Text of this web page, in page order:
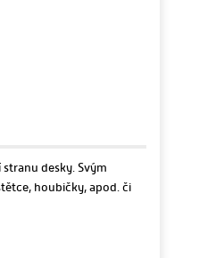
desky. Svým
houbičky, apod. či